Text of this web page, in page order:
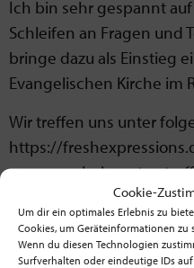
Cookie-
Um dir ein optimales Erlebnis zu
Cookies, um Geräteinformationen
Wenn du diesen Technologien
Surfverhalten oder eindeutige IDs
Ich bin sehr gespannt
Schleifen an Fragen und
bringe dazu als Einstieg
Evangelischen Kirche im
Wir treffen uns unter
https://
economy-hub-erstes-
Gespannt, vorfreudig
Rebecca John Klug